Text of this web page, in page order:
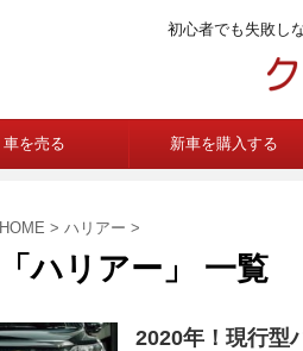
初心者でも失敗し
車を売る 新車を購入する
HOME > ハリアー >
「ハリアー」 一覧
2020年！現行型